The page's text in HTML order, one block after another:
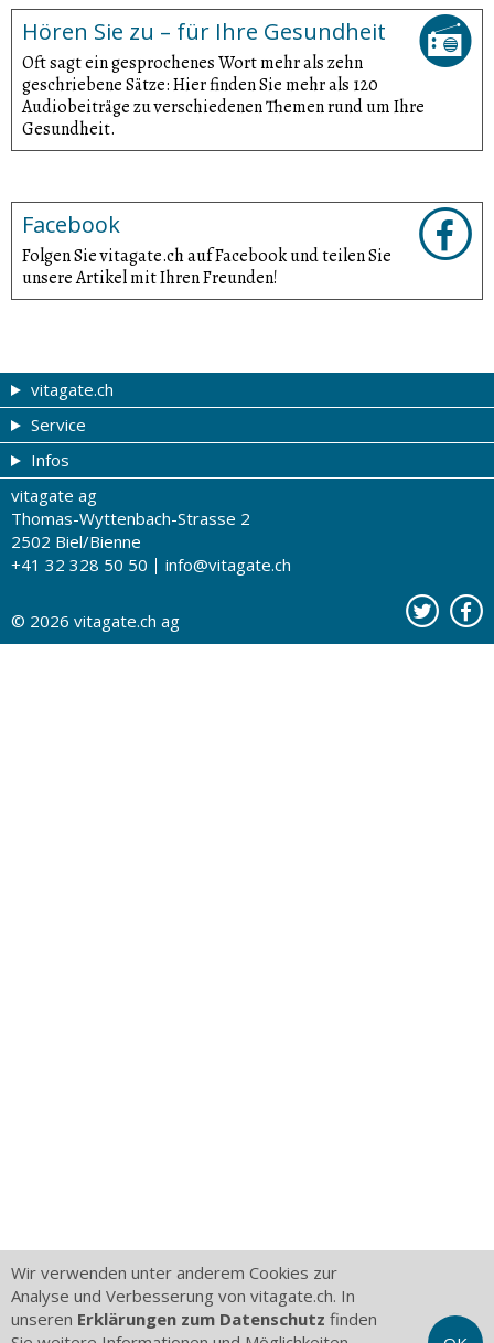
Hören Sie zu – für Ihre Gesundheit
Oft sagt ein gesprochenes Wort mehr als zehn
geschriebene Sätze: Hier finden Sie mehr als 120
Audiobeiträge zu verschiedenen Themen rund um Ihre
Gesundheit.
Facebook
Folgen Sie vitagate.ch auf Facebook und teilen Sie
unsere Artikel mit Ihren Freunden!
vitagate.ch
Gesund & schön
Themen von A-Z
Therapien von A-Z
Gesundheit zum Hören
Gesundheitstests
Service
Gutscheine
Drogistenstern
Drogeriesuche
Partner-Drogerien
Kontakt
Infos
Impressum
Über uns
Nutzungsbestimmungen
Werbung auf vitagate.ch
vitagate ag
Thomas-Wyttenbach-Strasse 2
2502 Biel/Bienne
+41 32 328 50 50
info@vitagate.ch
© 2026 vitagate.ch ag
Wir verwenden unter anderem Cookies zur
Analyse und Verbesserung von vitagate.ch. In
unseren Erklärungen zum Datenschutz finden